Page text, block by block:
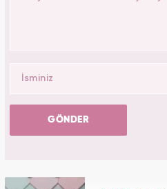
GÖNDER